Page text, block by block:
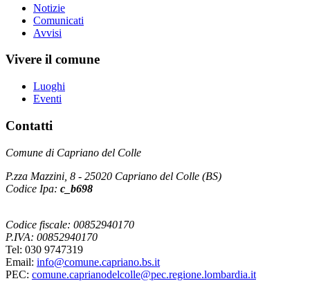
Notizie
Comunicati
Avvisi
Vivere il comune
Luoghi
Eventi
Contatti
Comune di Capriano del Colle
P.zza Mazzini, 8 - 25020 Capriano del Colle (BS)
Codice Ipa: c_b698
Codice fiscale: 00852940170
P.IVA: 00852940170
Tel: 030 9747319
Email: info@comune.capriano.bs.it
PEC: comune.caprianodelcolle@pec.regione.lombardia.it